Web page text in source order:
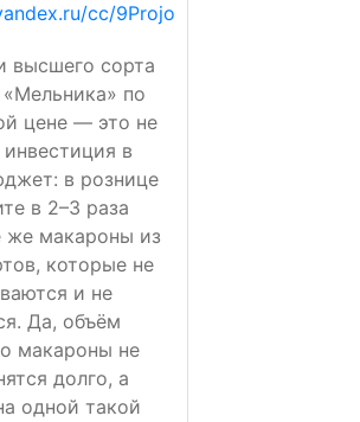
cc/9Projo
высшего сорта
по
цене — это не
инвестиция в
в рознице
в 2–3 раза
же макароны из
которые не
и не
Да, объём
макароны не
долго, а
одной такой